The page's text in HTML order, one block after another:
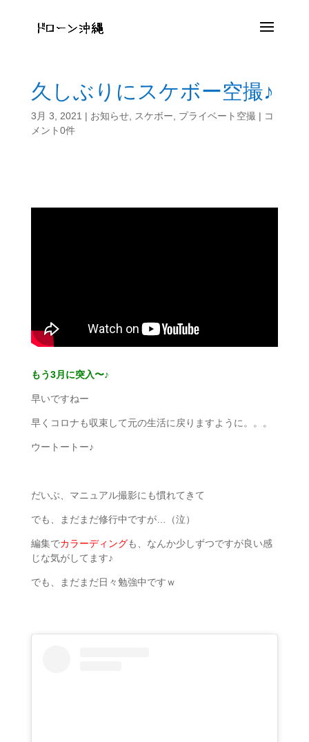
久しぶりにスケボー空撮♪
3月 3, 2021 | お知らせ, スケボー プライベート空撮 | コ
メント0件
もう3月に突入〜♪
早いですねー
早くコロナも収束して元の生活に戻りますように。。。
ウートートー♪
だいぶ、マニュアル撮影にも慣れてきて
でも、まだまだ修行中ですが…（泣）
編集でカラーディングも、なんか少しずつですが良い感
じな気がしてます♪
でも、まだまだ日々勉強中ですｗ